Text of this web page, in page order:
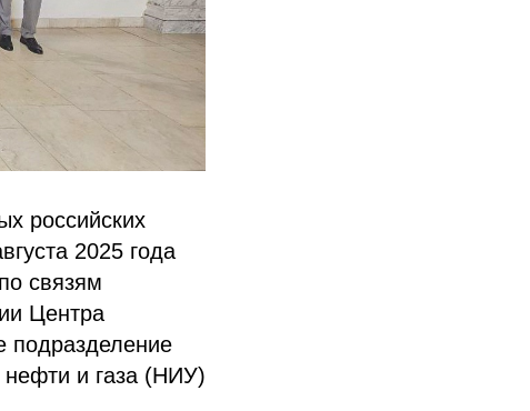
российских
2025 года
связям
Центра
подразделение
нефти и газа (НИУ)